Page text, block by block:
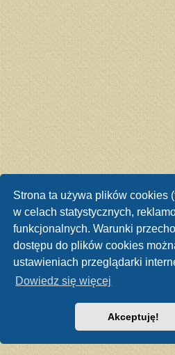
Strona ta używa plików cookies
w celach statystycznych,
funkcjonalnych. Warunki
dostępu do plików cookies
ustawieniach przeglądarki
Dowiedz się więcej
Akceptuję!